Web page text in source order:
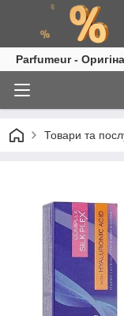
Parfumeur -
Товари та